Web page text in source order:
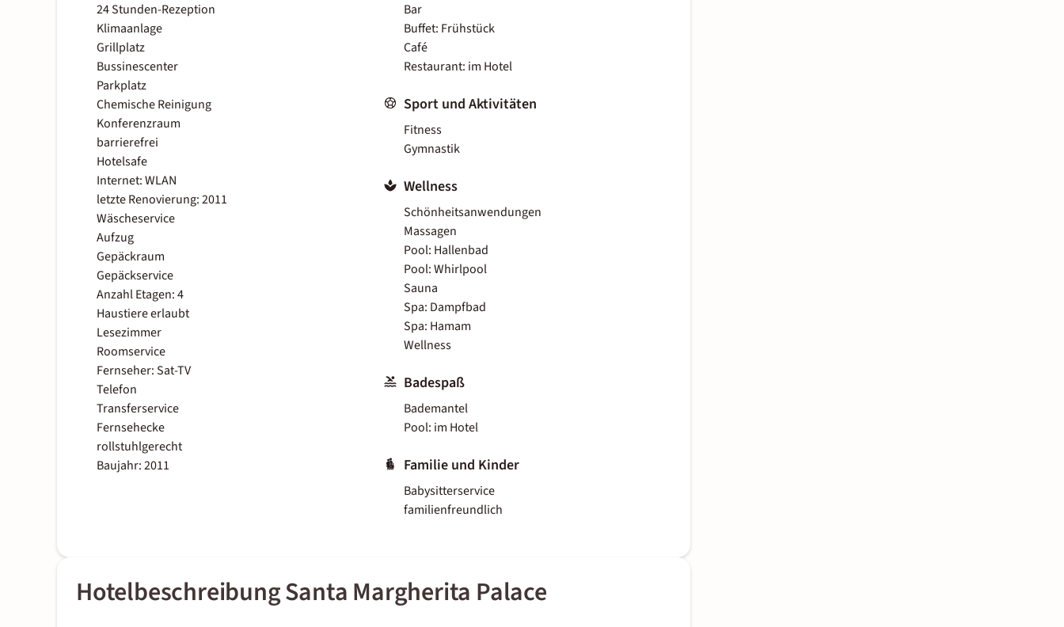
24 Stunden-Rezeption
Klimaanlage
Grillplatz
Bussinescenter
Parkplatz
Chemische Reinigung
Konferenzraum
barrierefrei
Hotelsafe
Internet: WLAN
letzte Renovierung: 2011
Wäscheservice
Aufzug
Gepäckraum
Gepäckservice
Anzahl Etagen: 4
Haustiere erlaubt
Lesezimmer
Roomservice
Fernseher: Sat-TV
Telefon
Transferservice
Fernsehecke
rollstuhlgerecht
Baujahr: 2011
Bar
Buffet: Frühstück
Café
Restaurant: im Hotel
Sport und Aktivitäten
Fitness
Gymnastik
Wellness
Schönheitsanwendungen
Massagen
Pool: Hallenbad
Pool: Whirlpool
Sauna
Spa: Dampfbad
Spa: Hamam
Wellness
Badespaß
Bademantel
Pool: im Hotel
Familie und Kinder
Babysitterservice
familienfreundlich
Hotelbeschreibung Santa Margherita Palace